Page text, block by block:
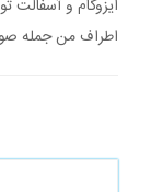
ایزوگام و آسفالت
اطراف من جمله